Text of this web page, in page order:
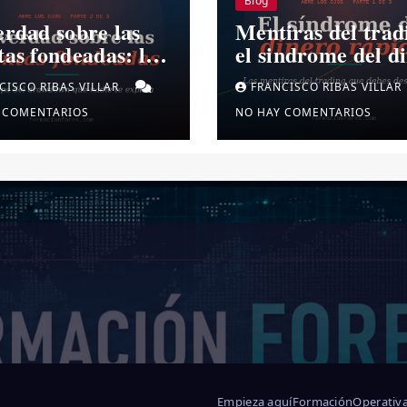
sobre las
fondeadas: la
del drawdown.
RIBAS VILLAR
Mentiras del
el sindrome del
rapido
FRANCISCO RIBAS VILLAR
NO HAY COMENTARIOS
Empieza aquíFormación